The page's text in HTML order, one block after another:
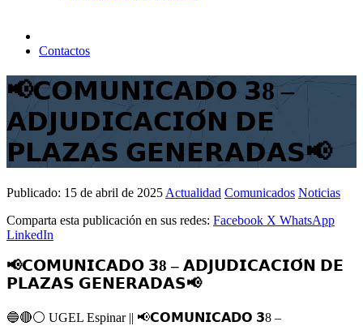
Contactos
📢𝗖𝗢𝗠𝗨𝗡𝗜𝗖𝗔𝗗𝗢 𝟯8 –
𝗔𝗗𝗝𝗨𝗗𝗜𝗖𝗔𝗖𝗜𝗢́𝗡 𝗗𝗘
𝗣𝗟𝗔𝗭𝗔𝗦 𝗚𝗘𝗡𝗘𝗥𝗔𝗗𝗔𝗦📢
Publicado: 15 de abril de 2025 Actualidad Comunicados Noticias
Comparta esta publicación en sus redes: Facebook X WhatsApp
LinkedIn
📢𝗖𝗢𝗠𝗨𝗡𝗜𝗖𝗔𝗗𝗢 𝟯8 – 𝗔𝗗𝗝𝗨𝗗𝗜𝗖𝗔𝗖𝗜𝗢́𝗡 𝗗𝗘
𝗣𝗟𝗔𝗭𝗔𝗦 𝗚𝗘𝗡𝗘𝗥𝗔𝗗𝗔𝗦📢
🔵🔴⚪️ UGEL Espinar || 📢𝗖𝗢𝗠𝗨𝗡𝗜𝗖𝗔𝗗𝗢 𝟯8 –